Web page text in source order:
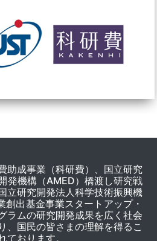
助成事業（科研費）、国立研究
発機構（AMED）橋渡し研究戦
立研究開発法人科学技術振興機
創出基金事業スタートアップ・
ラムの研究開発成果を広く社会
、国民の皆さまの理解を得るこ
ております。